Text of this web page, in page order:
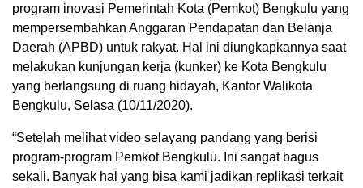
program inovasi Pemerintah Kota (Pemkot) Bengkulu yang
mempersembahkan Anggaran Pendapatan dan Belanja
Daerah (APBD) untuk rakyat. Hal ini diungkapkannya saat
melakukan kunjungan kerja (kunker) ke Kota Bengkulu
yang berlangsung di ruang hidayah, Kantor Walikota
Bengkulu, Selasa (10/11/2020).
“Setelah melihat video selayang pandang yang berisi
program-program Pemkot Bengkulu. Ini sangat bagus
sekali. Banyak hal yang bisa kami jadikan replikasi terkait